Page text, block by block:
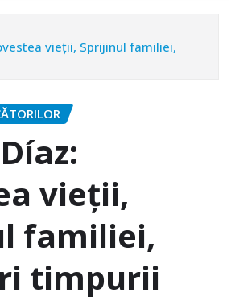
vieții, Sprijinul familiei,
vieții,
familiei,
timpurii